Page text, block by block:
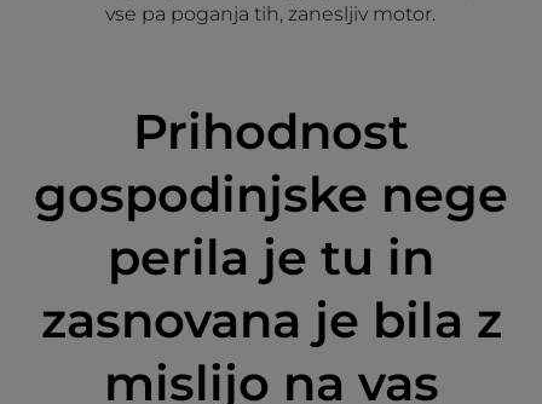
vse pa poganja tih, zanesljiv motor.
Prihodnost
gospodinjske nege
perila je tu in
zasnovana je bila z
mislijo na vas